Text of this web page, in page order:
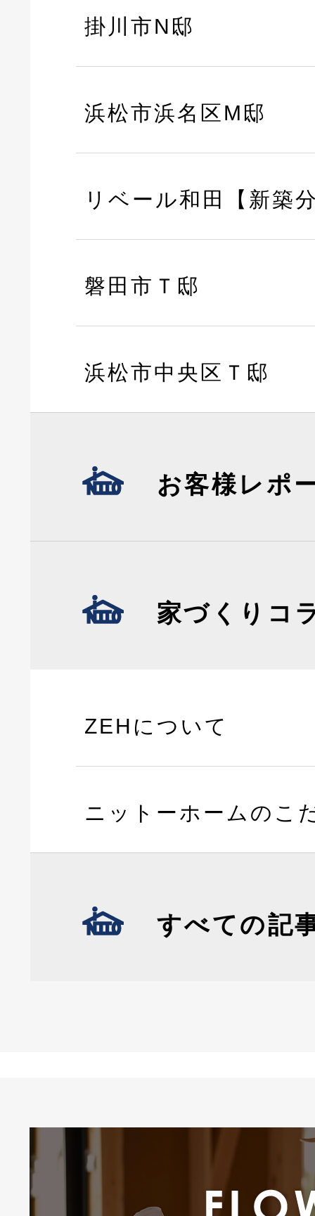
掛川市N邸
浜松市浜名区M邸
リベール和田【新築
磐田市Ｔ邸
浜松市中央区Ｔ邸
お客様レポ
家づくりコ
ZEHについて
ニットーホームのこ
すべての記